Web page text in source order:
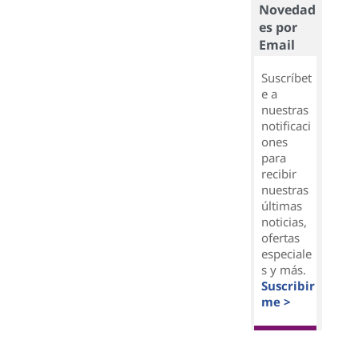
Novedad
es por
Email
Suscríbet
e a
nuestras
notificaci
ones
para
recibir
nuestras
últimas
noticias,
ofertas
especiale
s y más.
Suscribir
me >